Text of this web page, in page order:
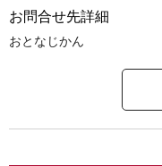
お問合せ先詳細
おとなじかん